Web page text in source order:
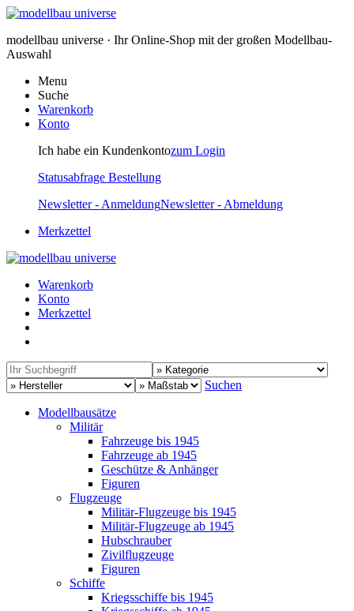
modellbau universe · Ihr Online-Shop mit der großen Modellbau-
Auswahl
Menu
Suche
Warenkorb
Konto
Ich habe ein Kundenkontozum Login
Statusabfrage Bestellung
Newsletter - AnmeldungNewsletter - Abmeldung
Merkzettel
Warenkorb
Konto
Merkzettel
Suchen
Modellbausätze
Militär
Fahrzeuge bis 1945
Fahrzeuge ab 1945
Geschütze & Anhänger
Figuren
Flugzeuge
Militär-Flugzeuge bis 1945
Militär-Flugzeuge ab 1945
Hubschrauber
Zivilflugzeuge
Figuren
Schiffe
Kriegsschiffe bis 1945